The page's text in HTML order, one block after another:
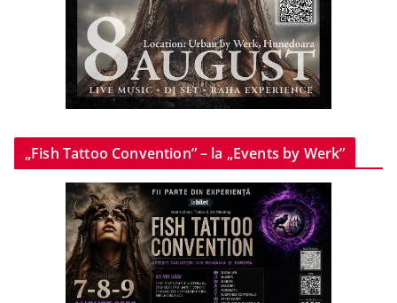
„Fish Tattoo Convention” – la „Events by Werk”